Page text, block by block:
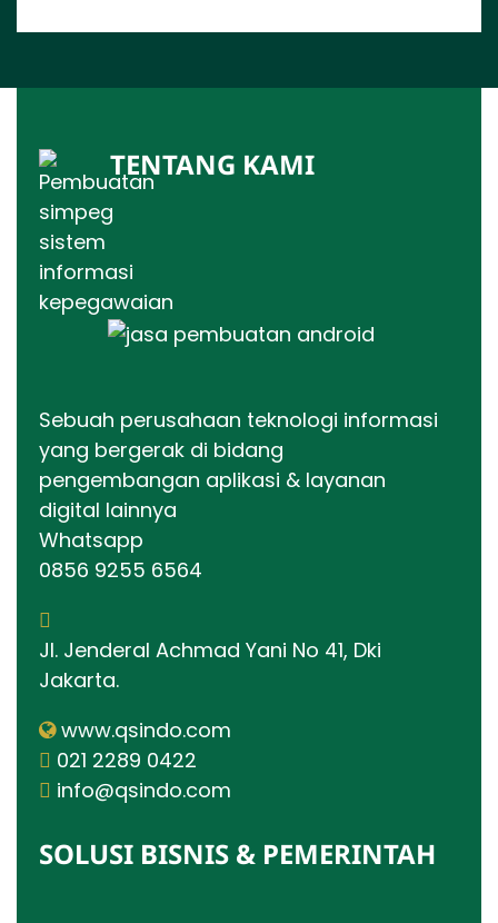
TENTANG KAMI
Sebuah perusahaan teknologi informasi
yang bergerak di bidang
pengembangan aplikasi & layanan
digital lainnya
Whatsapp
0856 9255 6564
Jl. Jenderal Achmad Yani No 41, Dki
Jakarta.
www.qsindo.com
021 2289 0422
info@qsindo.com
SOLUSI BISNIS & PEMERINTAH